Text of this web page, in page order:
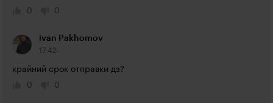
0
0
ivan Pakhomov
17:42
крайний срок отправки дз?
0
0